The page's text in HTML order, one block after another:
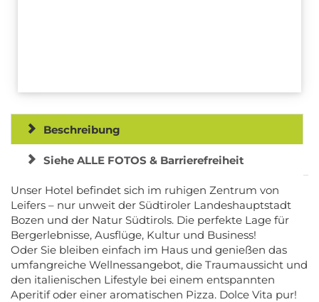
Beschreibung
Siehe ALLE FOTOS & Barrierefreiheit
Unser Hotel befindet sich im ruhigen Zentrum von
Leifers – nur unweit der Südtiroler Landeshauptstadt
Bozen und der Natur Südtirols. Die perfekte Lage für
Bergerlebnisse, Ausflüge, Kultur und Business!
Oder Sie bleiben einfach im Haus und genießen das
umfangreiche Wellnessangebot, die Traumaussicht und
den italienischen Lifestyle bei einem entspannten
Aperitif oder einer aromatischen Pizza. Dolce Vita pur!